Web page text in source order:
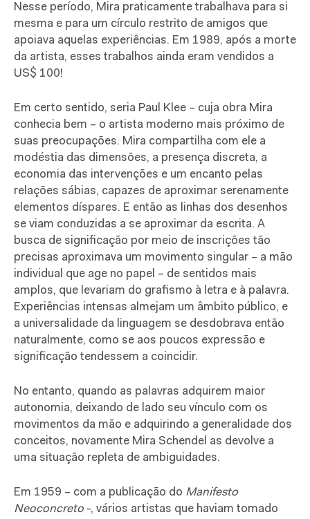
Nesse período, Mira praticamente trabalhava para si
mesma e para um círculo restrito de amigos que
apoiava aquelas experiências. Em 1989, após a morte
da artista, esses trabalhos ainda eram vendidos a
US$ 100!
Em certo sentido, seria Paul Klee – cuja obra Mira
conhecia bem – o artista moderno mais próximo de
suas preocupações. Mira compartilha com ele a
modéstia das dimensões, a presença discreta, a
economia das intervenções e um encanto pelas
relações sábias, capazes de aproximar serenamente
elementos díspares. E então as linhas dos desenhos
se viam conduzidas a se aproximar da escrita. A
busca de significação por meio de inscrições tão
precisas aproximava um movimento singular – a mão
individual que age no papel – de sentidos mais
amplos, que levariam do grafismo à letra e à palavra.
Experiências intensas almejam um âmbito público, e
a universalidade da linguagem se desdobrava então
naturalmente, como se aos poucos expressão e
significação tendessem a coincidir.
No entanto, quando as palavras adquirem maior
autonomia, deixando de lado seu vínculo com os
movimentos da mão e adquirindo a generalidade dos
conceitos, novamente Mira Schendel as devolve a
uma situação repleta de ambiguidades.
Em 1959 – com a publicação do Manifesto
Neoconcreto -, vários artistas que haviam tomado